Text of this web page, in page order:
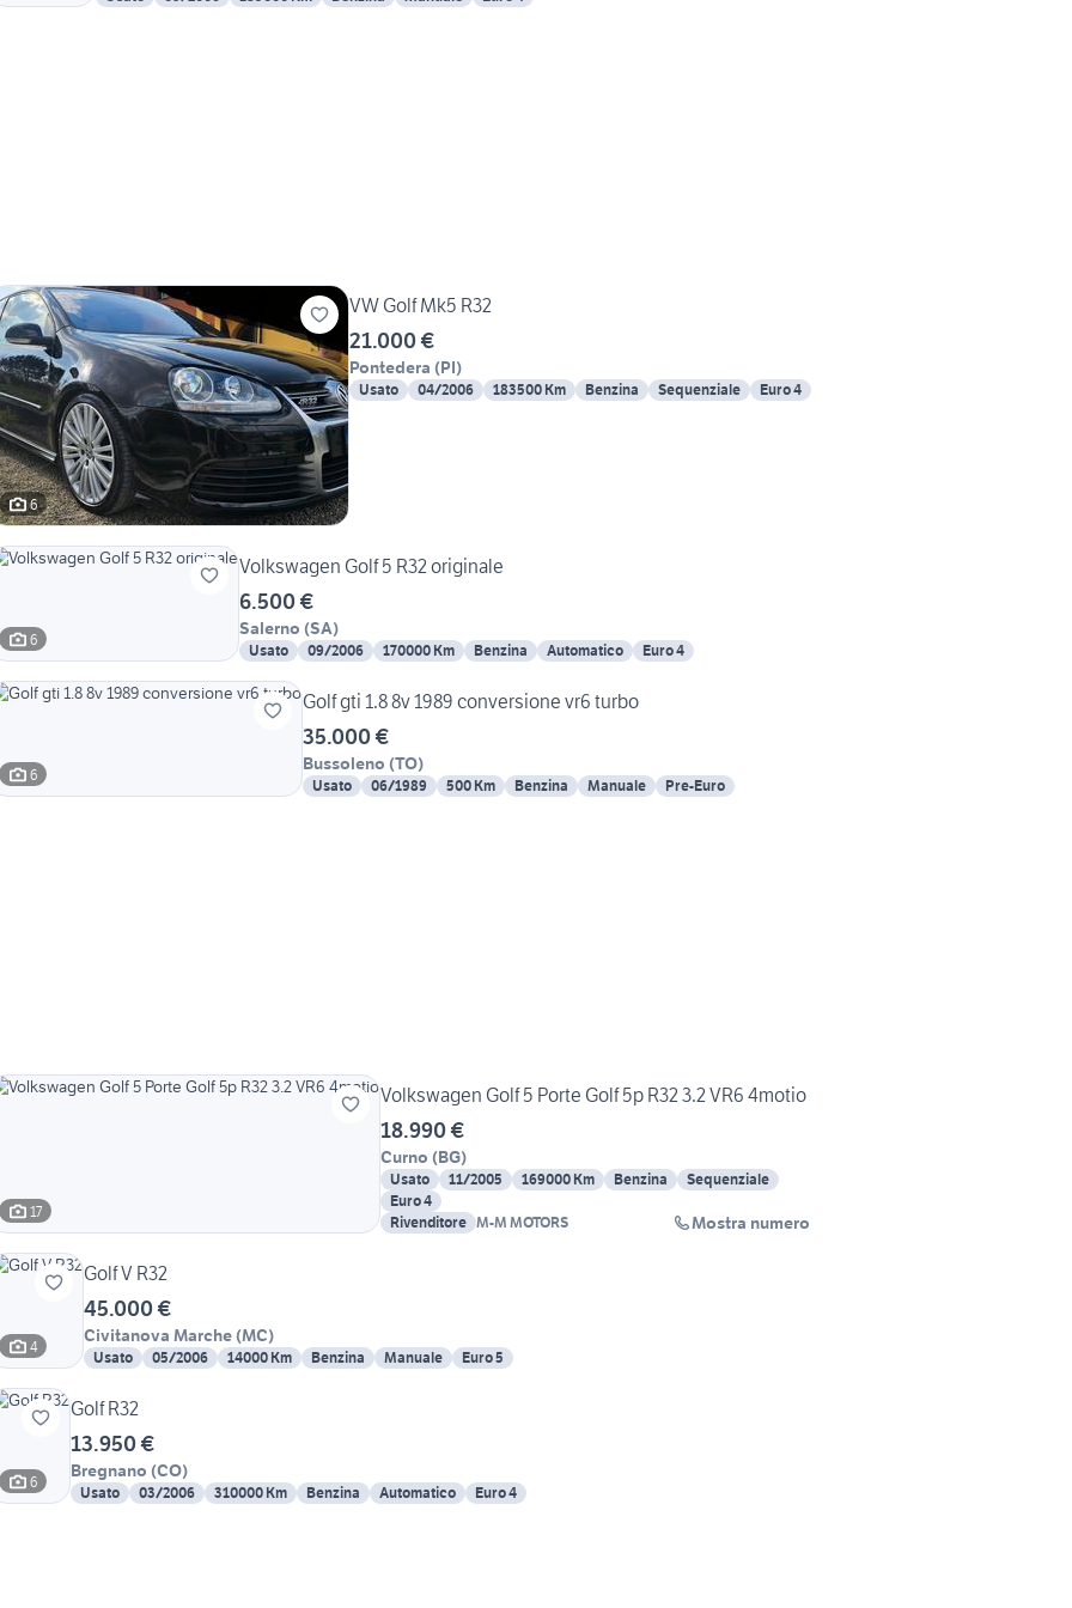
6
VW Golf Mk5 R32
21.000 €
Pontedera (PI)
Usato 04/2006 183500 Km Benzina Sequenziale Euro 4
6
Volkswagen Golf 5 R32 originale
6.500 €
Salerno (SA)
Usato 09/2006 170000 Km Benzina Automatico Euro 4
6
Golf gti 1.8 8v 1989 conversione vr6 turbo
35.000 €
Bussoleno (TO)
Usato 06/1989 500 Km Benzina Manuale Pre-Euro
17
Volkswagen Golf 5 Porte Golf 5p R32 3.2 VR6 4motio
18.990 €
Curno (BG)
Usato 11/2005 169000 Km Benzina
Sequenziale
Euro 4
Rivenditore M-M MOTORS Mostra numero
4
Golf V R32
45.000 €
Civitanova Marche (MC)
Usato 05/2006 14000 Km Benzina Manuale Euro 5
6
Golf R32
13.950 €
Bregnano (CO)
Usato 03/2006 310000 Km Benzina Automatico Euro 4